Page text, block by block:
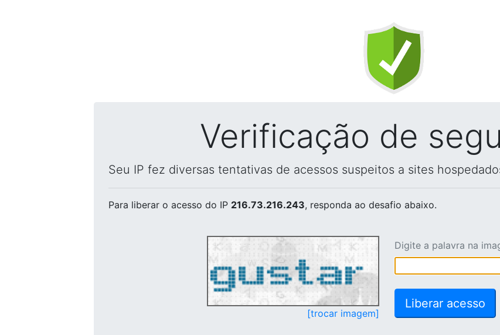
Verificação de
Seu IP fez diversas tentativas de acessos suspeitos a sites
Para liberar o acesso do IP 216.73.216.243, responda ao desafio abaixo.
[trocar imagem]
Digite a palavra na